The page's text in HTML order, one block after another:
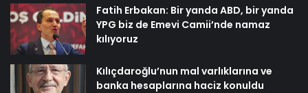
Fatih Erbakan: Bir yanda ABD, bir yanda
YPG biz de Emevi Camii’nde namaz
kılıyoruz
Kılıçdaroğlu’nun mal varlıklarına ve
banka hesaplarına haciz konuldu